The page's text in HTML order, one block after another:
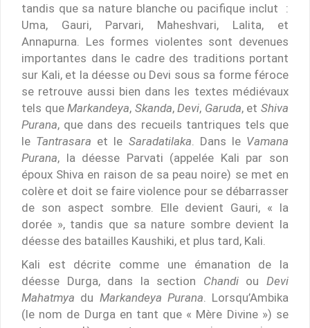
tandis que sa nature blanche ou pacifique inclut :
Uma, Gauri, Parvari, Maheshvari, Lalita, et
Annapurna. Les formes violentes sont devenues
importantes dans le cadre des traditions portant
sur Kali, et la déesse ou Devi sous sa forme féroce
se retrouve aussi bien dans les textes médiévaux
tels queMarkandeya, Skanda,Devi, Garuda, etShiva
Purana, que dans des recueils tantriques tels que
le Tantrasara et le Saradatilaka . Dans le Vamana
Purana, la déesse Parvati (appelée Kali par son
époux Shiva en raison de sa peau noire) se met en
colère et doit se faire violence pour se débarrasser
de son aspect sombre. Elle devient Gauri, « la
dorée », tandis que sa nature sombre devient la
déesse des batailles Kaushiki, et plus tard, Kali.
Kali est décrite comme une émanation de la
déesse Durga, dans la section ChandiouDevi
Mahatmya du Markandeya Purana . Lorsqu’Ambika
(le nom de Durga en tant que « Mère Divine ») se